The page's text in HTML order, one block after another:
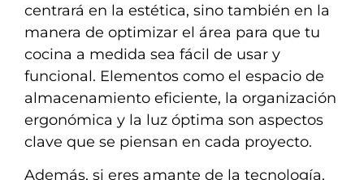
centrará en la estética, sino también en la
manera de optimizar el área para que tu
cocina a medida sea fácil de usar y
funcional. Elementos como el espacio de
almacenamiento eficiente, la organización
ergonómica y la luz óptima son aspectos
clave que se piensan en cada proyecto.
Además, si eres amante de la tecnología,